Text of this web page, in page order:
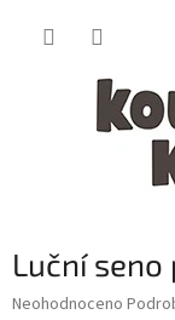
Luční seno
Průměrné
Neohodnoceno